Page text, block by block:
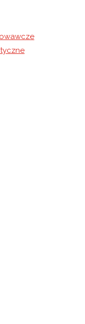
wszystkich
i
percepcję
mnie
i
warsztatach.